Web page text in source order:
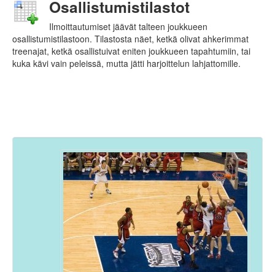
Osallistumistilastot
Ilmoittautumiset jäävät talteen joukkueen
osallistumistilastoon. Tilastosta näet, ketkä olivat ahkerimmat
treenajat, ketkä osallistuivat eniten joukkueen tapahtumiin, tai
kuka kävi vain peleissä, mutta jätti harjoittelun lahjattomille.